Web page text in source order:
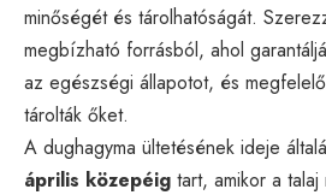
minőségét és tárolhatóságát.
megbízható forrásból, ahol
az egészségi állapotot, és
tárolták őket.
A dughagyma ültetésének ideje
április közepéig tart, amikor a